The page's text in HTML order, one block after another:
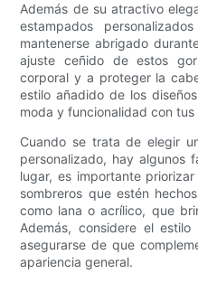
Además de su atractivo
estampados
mantenerse abrigado
ajuste ceñido de estos
corporal y a proteger la
estilo añadido de los
moda y funcionalidad con
Cuando se trata de elegir
personalizado, hay algunos
lugar, es importante
sombreros que estén
como lana o acrílico, que
Además, considere el
asegurarse de que
apariencia general.